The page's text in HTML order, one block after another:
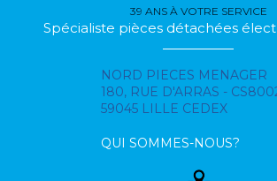
39 ANS À VOTRE SERVICE
Spécialiste pièces détachées
NORD PIECES MENAGER
180, RUE D'ARRAS -
59045 LILLE CEDEX
QUI SOMMES-NOUS?